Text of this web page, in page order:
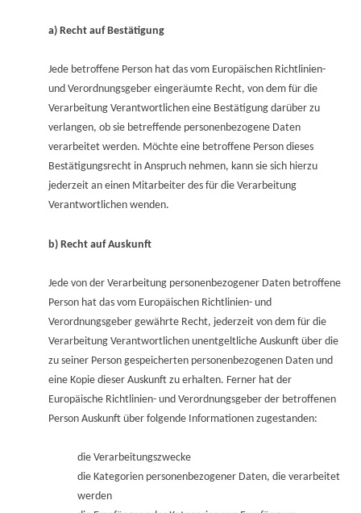
a) Recht auf Bestätigung
Jede betroffene Person hat das vom Europäischen Richtlinien-
und Verordnungsgeber eingeräumte Recht, von dem für die
Verarbeitung Verantwortlichen eine Bestätigung darüber zu
verlangen, ob sie betreffende personenbezogene Daten
verarbeitet werden. Möchte eine betroffene Person dieses
Bestätigungsrecht in Anspruch nehmen, kann sie sich hierzu
jederzeit an einen Mitarbeiter des für die Verarbeitung
Verantwortlichen wenden.
b) Recht auf Auskunft
Jede von der Verarbeitung personenbezogener Daten betroffene
Person hat das vom Europäischen Richtlinien- und
Verordnungsgeber gewährte Recht, jederzeit von dem für die
Verarbeitung Verantwortlichen unentgeltliche Auskunft über die
zu seiner Person gespeicherten personenbezogenen Daten und
eine Kopie dieser Auskunft zu erhalten. Ferner hat der
Europäische Richtlinien- und Verordnungsgeber der betroffenen
Person Auskunft über folgende Informationen zugestanden:
die Verarbeitungszwecke
die Kategorien personenbezogener Daten, die verarbeitet
werden